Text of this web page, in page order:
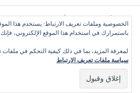
الخصوصية وملفات تعريف الارتباط: يستخدم هذا
باستمرارك في استخدام هذا الموقع الإلكتروني،
لمعرفة المزيد، بما في ذلك كيفية التحكم في ملفات
سياسة ملفات تعريف الارتباط
كل الأراء تعبّر عن رأي الكاتب وحده,
Facebook
Twitter